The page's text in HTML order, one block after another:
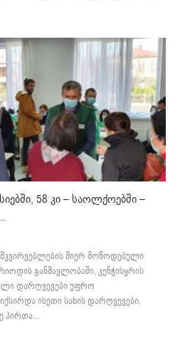
58 კი – საოლქოებში –
მიერ მოწოდებული
განმავლობაში, კენჭისყრის
დარღვევები უფრო
ისეთი სახის დარღვევები,
პირთა...